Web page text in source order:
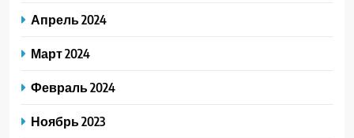
Апрель 2024
Март 2024
Февраль 2024
Ноябрь 2023